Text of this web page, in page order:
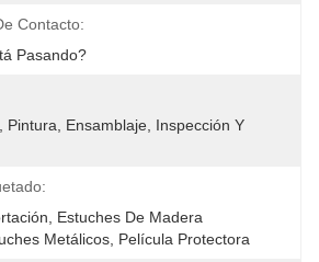
Contacto:
Pasando?
Pintura, Ensamblaje, Inspección Y
Estuches De Madera
Metálicos, Película Protectora